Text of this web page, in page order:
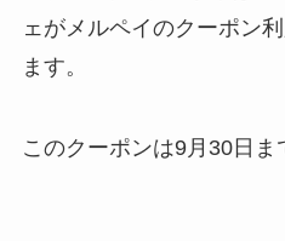
ェがメルペイのクーポン
ます。
このクーポンは9月30日ま